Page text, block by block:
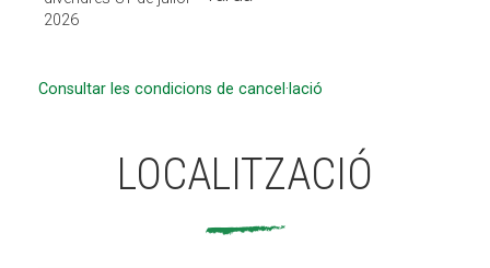
2026
Consultar les condicions de cancel·lació
LOCALITZACIÓ